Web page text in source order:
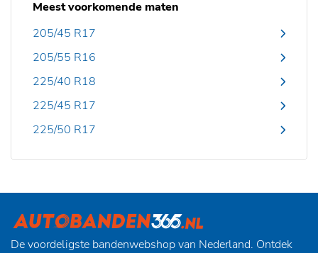
Meest voorkomende maten
205/45 R17
205/55 R16
225/40 R18
225/45 R17
225/50 R17
De voordeligste bandenwebshop van Nederland. Ontdek